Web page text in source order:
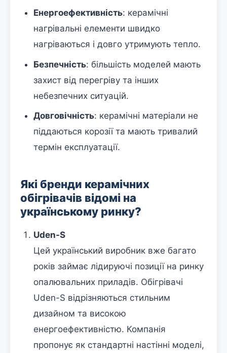
Енергоефективність: керамічні
нагрівальні елементи швидко
нагріваються і довго утримують тепло.
Безпечність: більшість моделей мають
захист від перегріву та інших
небезпечних ситуацій.
Довговічність: керамічні матеріали не
піддаються корозії та мають тривалий
термін експлуатації.
Які бренди керамічних
обігрівачів відомі на
українському ринку?
Uden-S
Цей український виробник вже багато
років займає лідируючі позиції на ринку
опалювальних приладів. Обігрівачі
Uden-S відрізняються стильним
дизайном та високою
енергоефективністю. Компанія
пропонує як стандартні настінні моделі,